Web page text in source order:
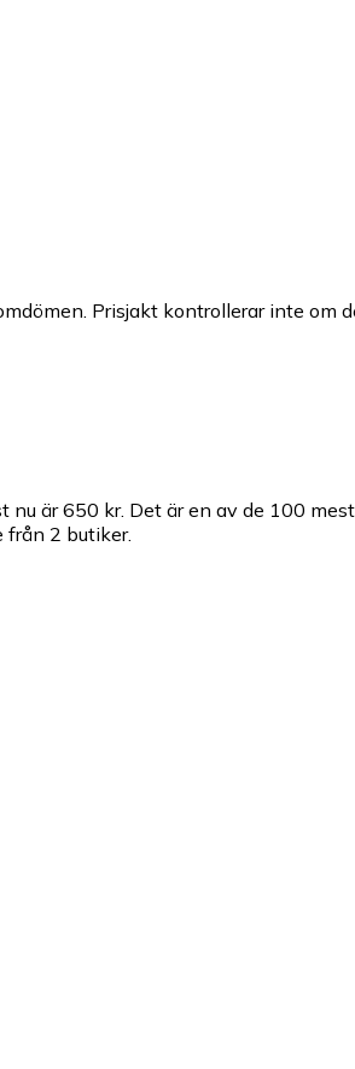
Prisjakt kontrollerar inte
nu är 650 kr. Det är en av de 100
från 2 butiker.